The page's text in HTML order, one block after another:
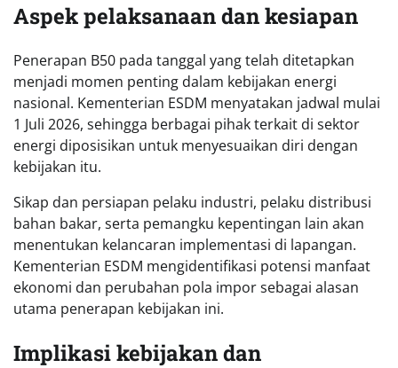
Aspek pelaksanaan dan kesiapan
Penerapan B50 pada tanggal yang telah ditetapkan
menjadi momen penting dalam kebijakan energi
nasional. Kementerian ESDM menyatakan jadwal mulai
1 Juli 2026, sehingga berbagai pihak terkait di sektor
energi diposisikan untuk menyesuaikan diri dengan
kebijakan itu.
Sikap dan persiapan pelaku industri, pelaku distribusi
bahan bakar, serta pemangku kepentingan lain akan
menentukan kelancaran implementasi di lapangan.
Kementerian ESDM mengidentifikasi potensi manfaat
ekonomi dan perubahan pola impor sebagai alasan
utama penerapan kebijakan ini.
Implikasi kebijakan dan